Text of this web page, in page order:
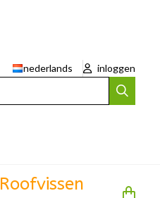
nederlands
inloggen
Roofvissen